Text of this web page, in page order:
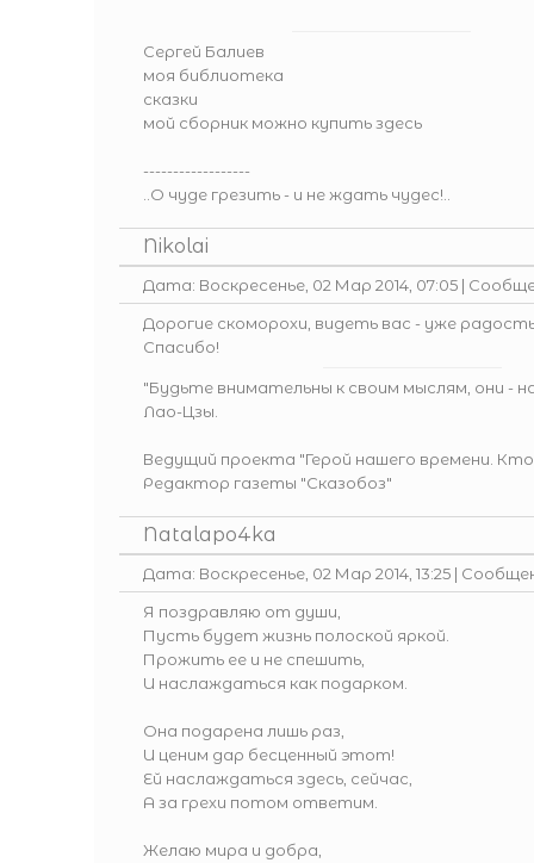
Сергей Балиев
моя библиотека
сказки
мой сборник можно купить здесь
------------------
..О чуде грезить - и не ждать чудес!..
Nikolai
Дата: Воскресенье, 02 Мар 2014, 07:05 |
Дорогие скоморохи, видеть вас - уже
Спасибо!
"Будьте внимательны к своим мыслям, они -
Лао-Цзы.
Ведущий проекта "Герой нашего времени.
Редактор газеты "Сказобоз"
Natalapo4ka
Дата: Воскресенье, 02 Мар 2014, 13:25 |
Я поздравляю от души,
Пусть будет жизнь полоской яркой.
Прожить ее и не спешить,
И наслаждаться как подарком.
Она подарена лишь раз,
И ценим дар бесценный этот!
Ей наслаждаться здесь, сейчас,
А за грехи потом ответим.
Желаю мира и добра,